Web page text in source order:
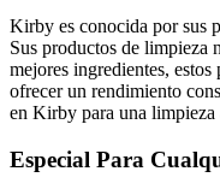
Kirby es conocida por sus
Sus productos de limpieza
mejores ingredientes,
ofrecer un rendimiento
en Kirby para una
Especial Para